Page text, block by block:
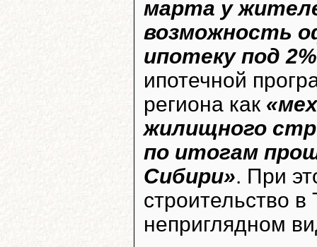
марта у
возможность
ипотеку под
ипотечной
региона как
жилищного
по итогам
Сибири». При
строительство
неприглядном